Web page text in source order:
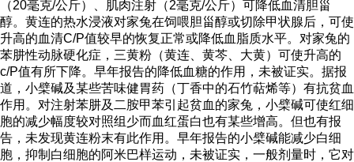
（20毫克/公斤）、肌肉注射（2毫克/公斤）可降低血清胆甾
醇。黄连的热水浸液对家兔在饲喂胆甾醇或切除甲状腺后，可使
升高的血清C/P值较早的恢复正常或降低血脂质水平。对家兔的
苯肼性动脉硬化症，三黄粉（黄连、黄芩、大黄）可使升高的
c/P值有所下降。早年报告的降低血糖的作用，未被证实。据报
道，小檗碱及某些苦味健胃药（丁香中的石竹萜烯等）有抗贫血
作用。对注射苯肼及二胺甲苯引起贫血的家兔，小檗碱可使红细
胞的减少幅度较对照组少而血红蛋白也有某些增高。但也有报
告，未发现黄连粉末有此作用。早年报告的小檗碱能减少白细
胞，抑制白细胞的阿米巴样运动，未被证实，一般剂量时，它对